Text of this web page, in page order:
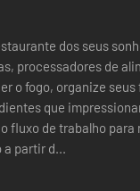
dos seus
processadores de
o fogo, organize
que
fluxo de trabalho
partir d...